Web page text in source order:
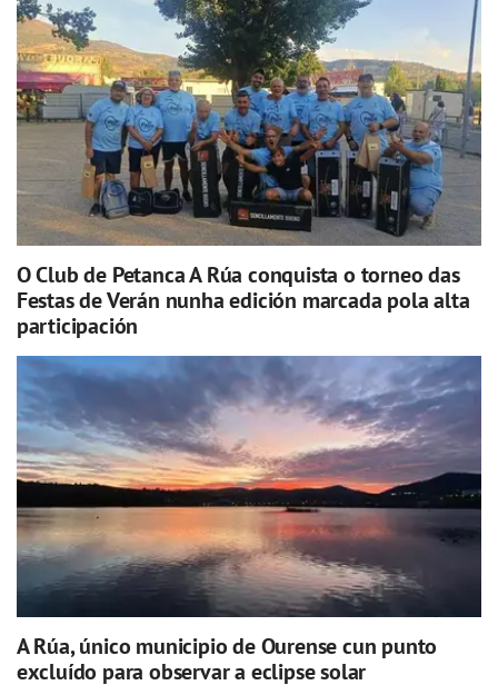
O Club de Petanca A Rúa conquista o torneo das
Festas de Verán nunha edición marcada pola alta
participación
A Rúa, único municipio de Ourense cun punto
excluído para observar a eclipse solar